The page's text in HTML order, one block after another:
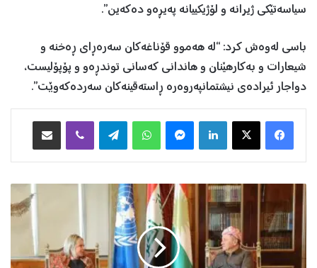
سیاسەتێکی ژیرانە و لۆژیکییانە پەیڕەو دەکەین”.
باسی لەوەش کرد: “لە هەموو قۆناغەکان سەرەڕای ڕەخنە و
شیعارات و بەکارهێنان و هاندانی کەسانی توندڕەو و پۆپۆلیست،
دواجار ئیرادەی نیشتمانپەروەرە ڕاستەقینەکان سەردەکەوێت”.
X
Telegram
پ
س
خ